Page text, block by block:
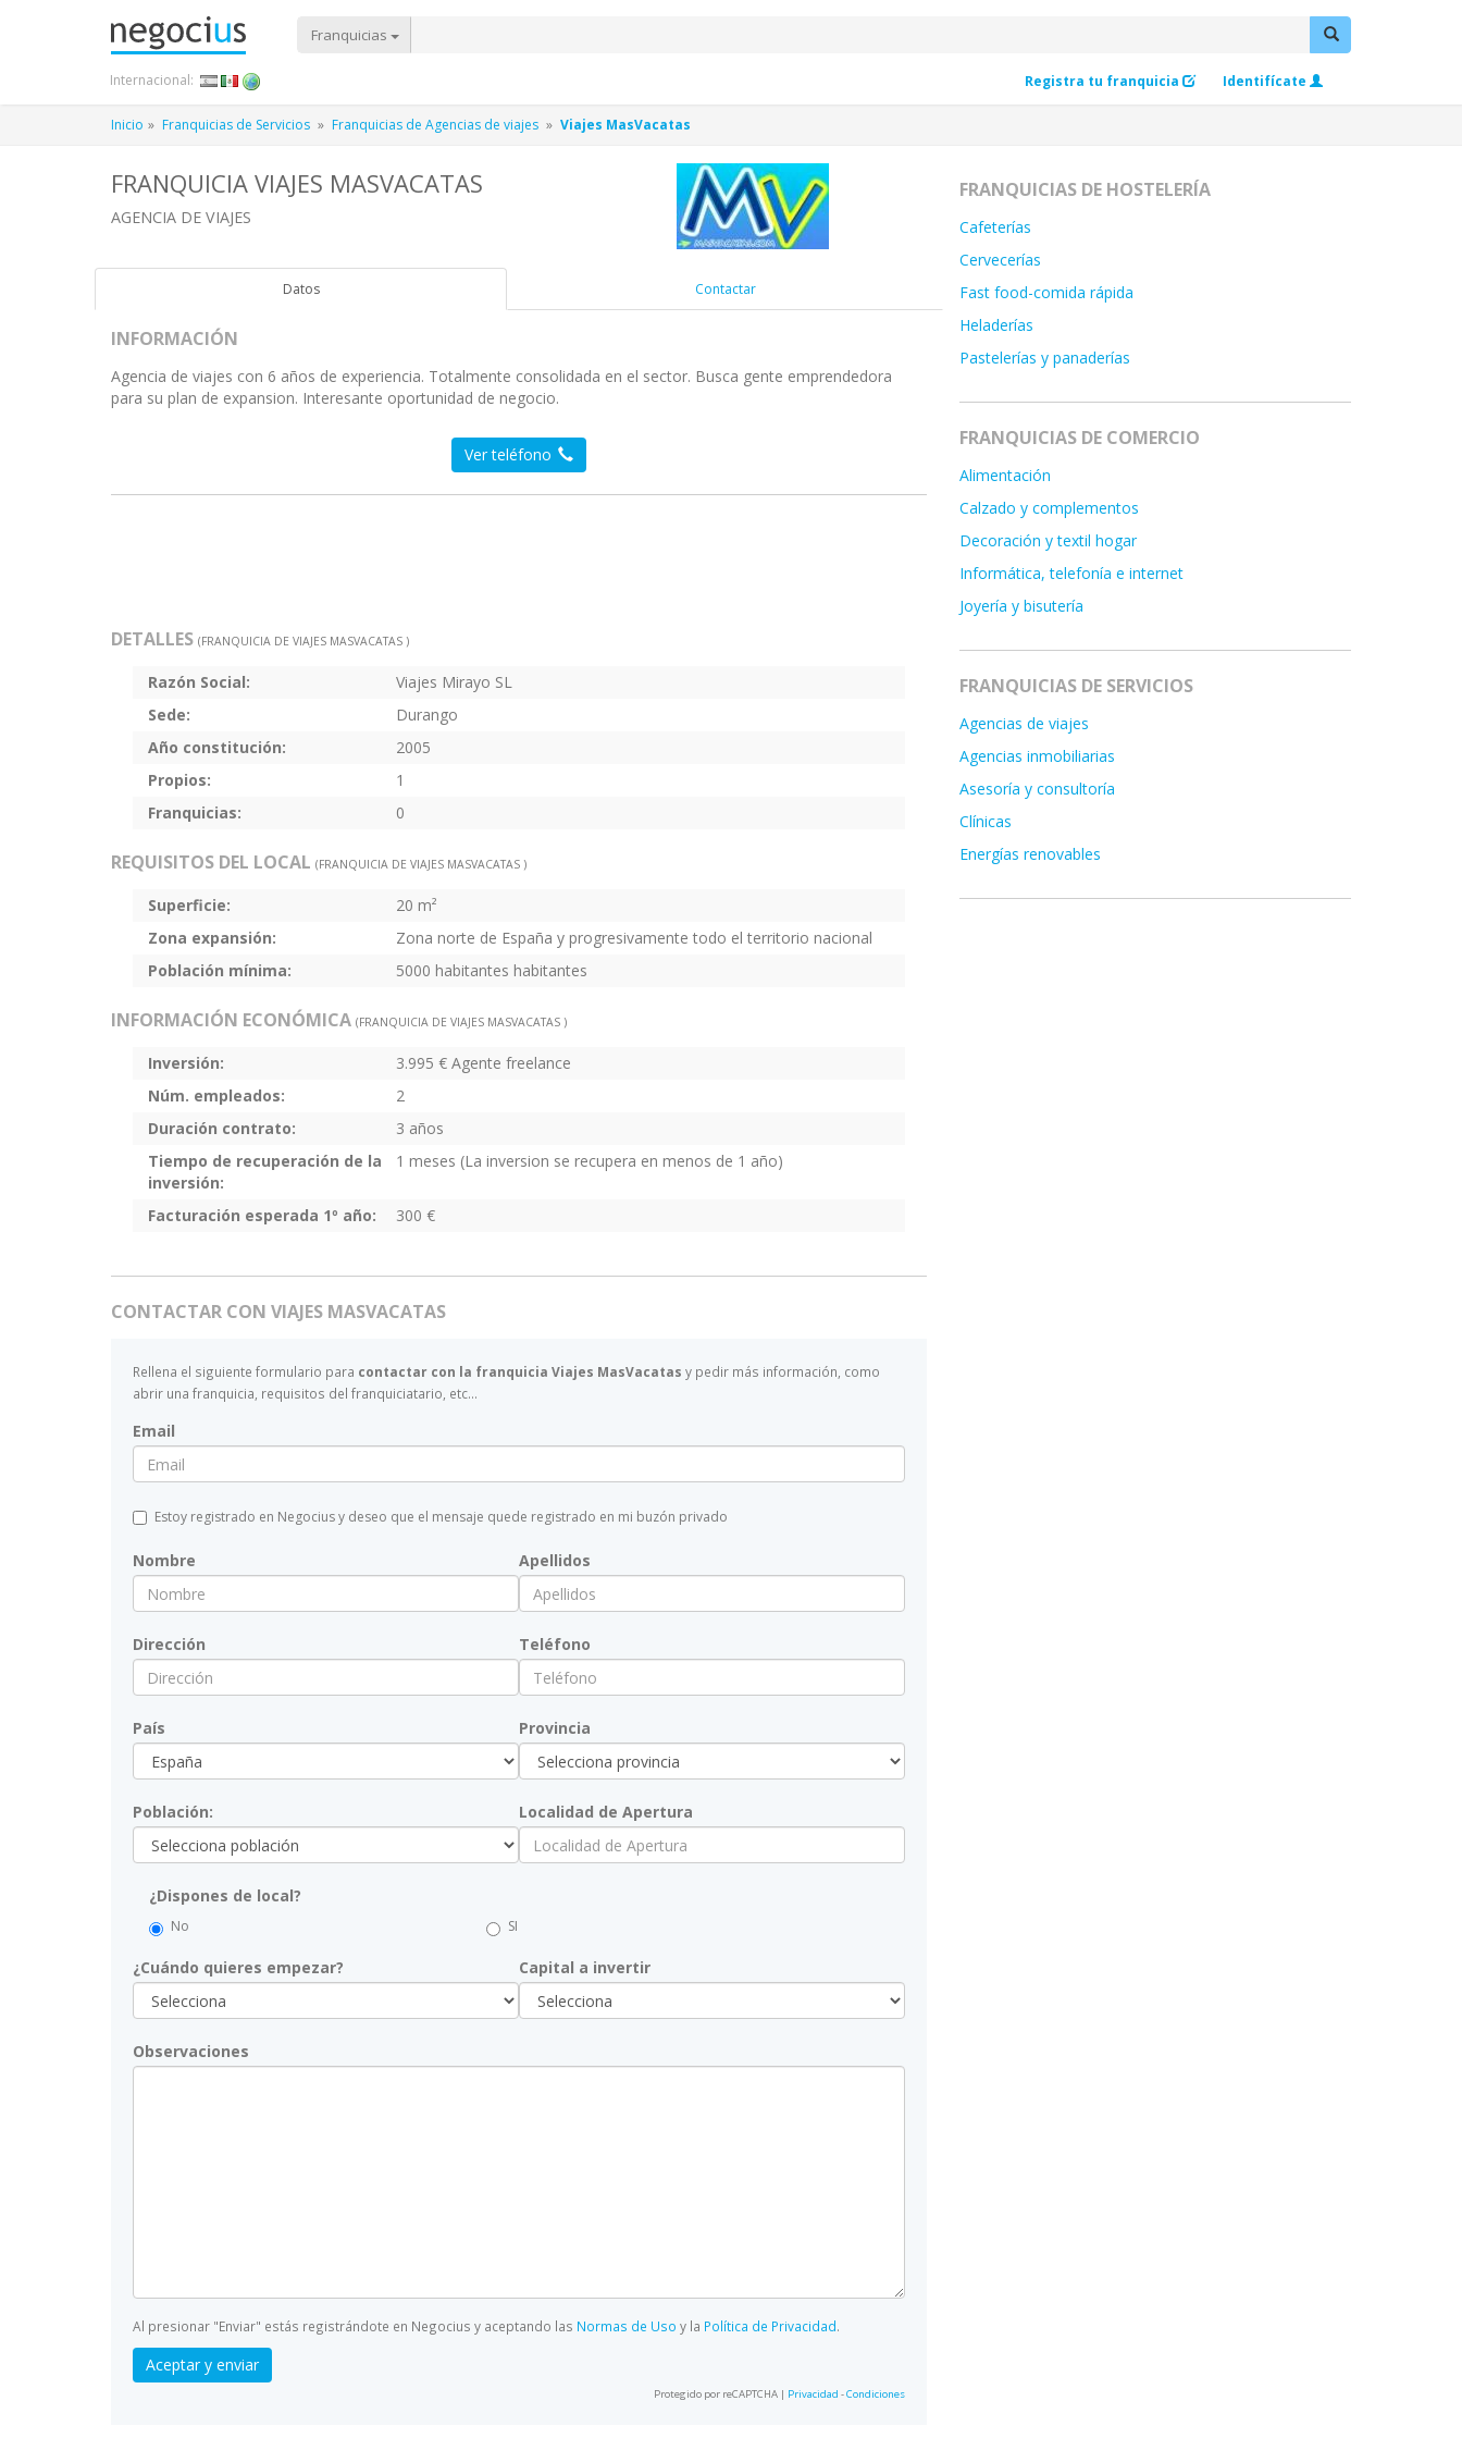
Franquicias
Registra tu franquicia Identifícate
Internacional:
Inicio Franquicias de Servicios Franquicias de Agencias de viajes Viajes MasVacatas
FRANQUICIA VIAJES MASVACATAS
AGENCIA DE VIAJES
Datos Contactar
INFORMACIÓN
Agencia de viajes con 6 años de experiencia. Totalmente consolidada en el sector. Busca gente emprendedora
para su plan de expansion. Interesante oportunidad de negocio.
Ver teléfono
DETALLES (FRANQUICIA DE VIAJES MASVACATAS )
Razón Social:
Viajes Mirayo SL
Sede:
Durango
Año constitución:
2005
Propios:
1
Franquicias:
0
REQUISITOS DEL LOCAL (FRANQUICIA DE VIAJES MASVACATAS )
Superficie:
20 m²
Zona expansión:
Zona norte de España y progresivamente todo el territorio nacional
Población mínima:
5000 habitantes habitantes
INFORMACIÓN ECONÓMICA (FRANQUICIA DE VIAJES MASVACATAS )
Inversión:
3.995 € Agente freelance
Núm. empleados:
2
Duración contrato:
3 años
Tiempo de recuperación de la
inversión:
1 meses (La inversion se recupera en menos de 1 año)
Facturación esperada 1º año: 300 €
CONTACTAR CON VIAJES MASVACATAS
Rellena el siguiente formulario para contactar con la franquicia Viajes MasVacatas y pedir más información, como
abrir una franquicia, requisitos del franquiciatario, etc...
Email
Estoy registrado en Negocius y deseo que el mensaje quede registrado en mi buzón privado
Nombre Apellidos
Dirección Teléfono
País Provincia
Población: Localidad de Apertura
¿Dispones de local?
No SI
¿Cuándo quieres empezar? Capital a invertir
Observaciones
Al presionar "Enviar" estás registrándote en Negocius y aceptando las Normas de Uso y la Política de Privacidad.
Aceptar y enviar
Protegido por reCAPTCHA | Privacidad -Condiciones
FRANQUICIAS DE HOSTELERÍA
Cafeterías
Cervecerías
Fast food-comida rápida
Heladerías
Pastelerías y panaderías
FRANQUICIAS DE COMERCIO
Alimentación
Calzado y complementos
Decoración y textil hogar
Informática, telefonía e internet
Joyería y bisutería
FRANQUICIAS DE SERVICIOS
Agencias de viajes
Agencias inmobiliarias
Asesoría y consultoría
Clínicas
Energías renovables